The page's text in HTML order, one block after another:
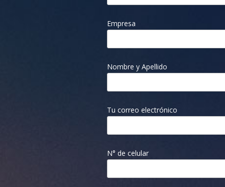
Empresa
Nombre y Apellido
Tu correo electrónico
N° de celular